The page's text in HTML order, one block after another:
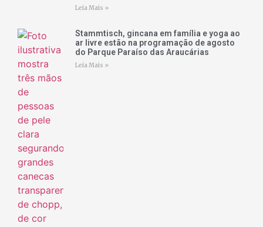
Leia Mais »
Stammtisch, gincana em família e yoga ao
ar livre estão na programação de agosto
do Parque Paraíso das Araucárias
Leia Mais »